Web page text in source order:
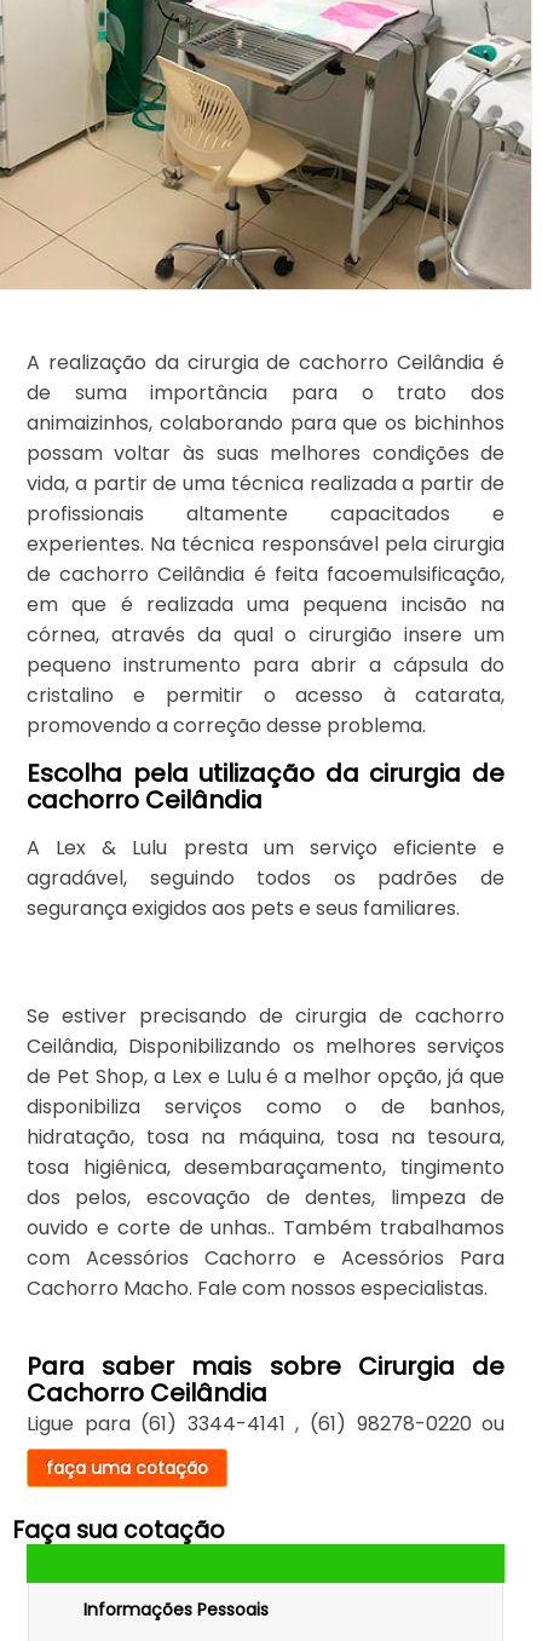
A realização da cirurgia de cachorro Ceilândia é
de suma importância para o trato dos
animaizinhos, colaborando para que os bichinhos
possam voltar às suas melhores condições de
vida, a partir de uma técnica realizada a partir de
profissionais altamente capacitados e
experientes. Na técnica responsável pela cirurgia
de cachorro Ceilândia é feita facoemulsificação,
em que é realizada uma pequena incisão na
córnea, através da qual o cirurgião insere um
pequeno instrumento para abrir a cápsula do
cristalino e permitir o acesso à catarata,
promovendo a correção desse problema.
Escolha pela utilização da cirurgia de
cachorro Ceilândia
A Lex & Lulu presta um serviço eficiente e
agradável, seguindo todos os padrões de
segurança exigidos aos pets e seus familiares.
Se estiver precisando de cirurgia de cachorro
Ceilândia, Disponibilizando os melhores serviços
de Pet Shop, a Lex e Lulu é a melhor opção, já que
disponibiliza serviços como o de banhos,
hidratação, tosa na máquina, tosa na tesoura,
tosa higiênica, desembaraçamento, tingimento
dos pelos, escovação de dentes, limpeza de
ouvido e corte de unhas.. Também trabalhamos
com Acessórios Cachorro e Acessórios Para
Cachorro Macho. Fale com nossos especialistas.
Para saber mais sobre Cirurgia de
Cachorro Ceilândia
Ligue para (61) 3344-4141 , (61) 98278-0220 ou
faça uma cotação
Faça sua cotação
Informações Pessoais